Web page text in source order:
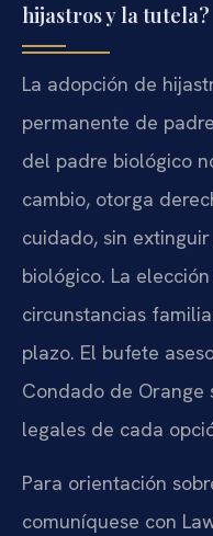
hijastros y la tutela?
La adopción de
permanente de
del padre biológico
cambio, otorga
cuidado, sin
biológico. La
circunstancias
plazo. El bufete
Condado de Orange
legales de cada
Para orientación
comuníquese con